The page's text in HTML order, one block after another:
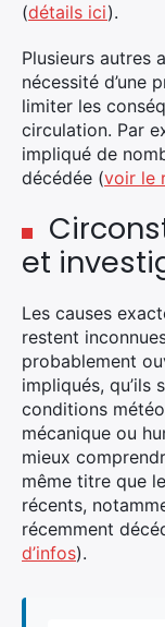
(détails ici).
Plusieurs autres
nécessité d’une
limiter les
circulation. Par
impliqué de
décédée (voir le
et
Les causes
restent
probablement
impliqués, qu’ils
conditions
mécanique ou
mieux
même titre que
récents,
récemment
d’infos).